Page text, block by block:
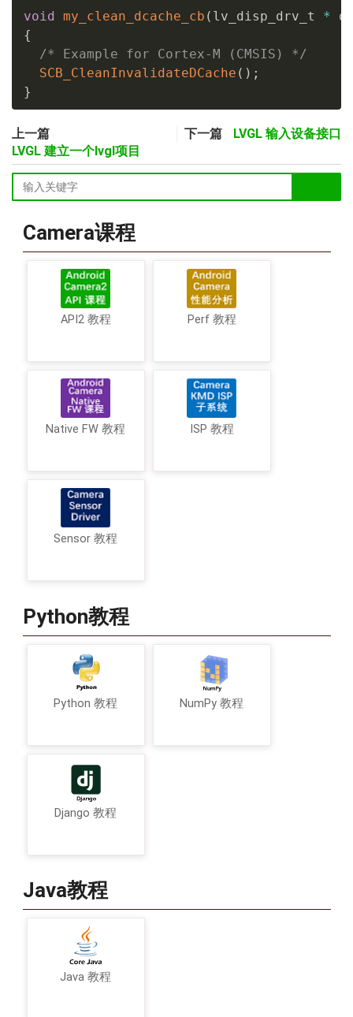
void my_clean_dcache_cb ( lv_disp_drv_t *
{
/* Example for Cortex-M (CMSIS) */
SCB_CleanInvalidateDCache ( ) ;
}
上一篇
LVGL 建立一个lvgl项目
下一篇 LVGL 输入设备接口
Camera课程
API2 教程 Perf 教程
Native FW 教程 ISP 教程
Sensor 教程
Python教程
Python 教程 NumPy 教程
Django 教程
Java教程
Java 教程